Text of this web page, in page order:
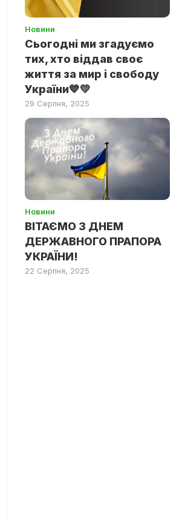
Новини
Сьогодні ми згадуємо
тих, хто віддав своє
життя за мир і свободу
України💙💛
29 Серпня, 2025
Новини
ВІТАЄМО З ДНЕМ
ДЕРЖАВНОГО ПРАПОРА
УКРАЇНИ!
22 Серпня, 2025